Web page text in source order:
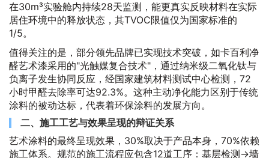
在30m³实验舱内持续28天监测，能更真实反映材料在实际
居住环境中的释放状态，其TVOC限值仅为国家标准的
1/5。
值得关注的是，部分领先品牌已实现技术突破，如卡百利净
醛艺术漆采用的"光触媒复合技术"，通过纳米级二氧化钛与
负离子发生协同反应，经国家建筑材料测试中心检测，72
小时甲醛去除率可达92.3%。这种主动净化能力区别于传统
涂料的被动达标，代表着环保涂料的发展方向。
二、施工工艺与效果呈现的辩证关系
艺术涂料的最终呈现效果，30%取决于产品本身，70%依赖
施工体系。规范的施工流程应包含12道工序：基层检测→墙